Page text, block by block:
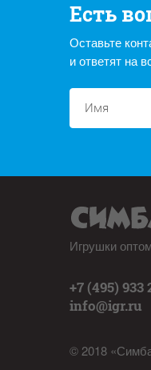
Есть
Оставьте
и ответят на
Игрушки оптом
+7 (495) 933
info@igr.ru
© 2018